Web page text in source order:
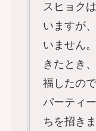
スヒョク
いますが
いません
きたとき
福したの
パーティ
ちを招き